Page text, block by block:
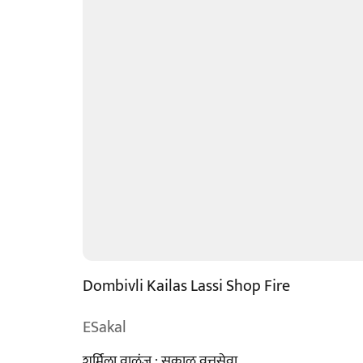
Dombivli Kailas Lassi Shop Fire
ESakal